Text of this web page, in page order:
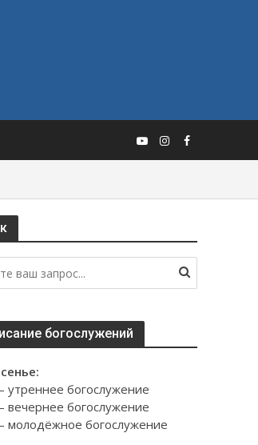
богослужений
утреннее богослужение
вечернее богослужение
молодёжное богослужение